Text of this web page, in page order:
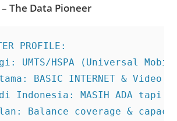
– The Data Pioneer
PROFILE:
UMTS/HSPA (Universal
BASIC INTERNET & Video
Indonesia: MASIH ADA tapi
Balance coverage &